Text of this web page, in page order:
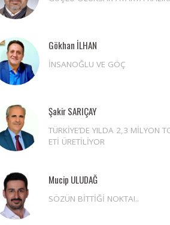
Gökhan İLHAN
İNSANOĞLU VE GÖÇ
Şakir SARIÇAY
TÜRKİYE’DE YILDA 2,3 MİLYON
ETİ ÜRETİLİYOR
Mucip ULUDAĞ
SÖZÜN BİTTİĞİ NOKTA!..